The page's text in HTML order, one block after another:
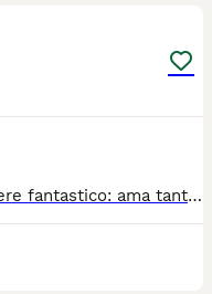
Husky nato nel 2021. Ha un carattere fantastico: ama tantissimo giocare ed essere coccolato. È il compagno di vita ideale per chi cerca un amico affettuoso, fedele e dinamico, perfetto per condividere passeggiate e momenti di gioco all'aria aperta.